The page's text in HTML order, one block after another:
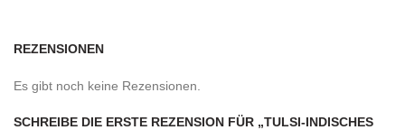
REZENSIONEN
Es gibt noch keine Rezensionen.
SCHREIBE DIE ERSTE REZENSION FÜR „TULSI-INDISCHES